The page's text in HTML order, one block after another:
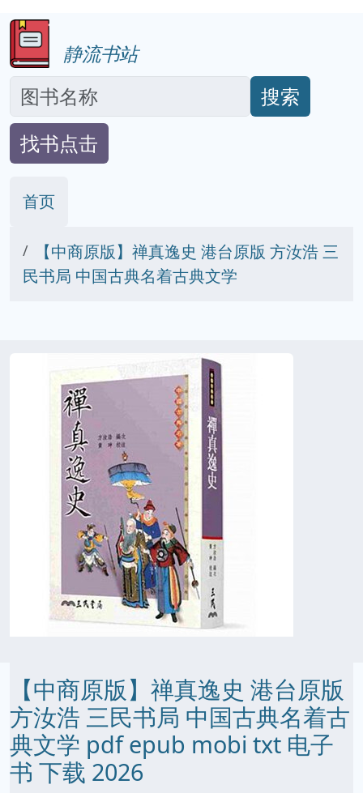
静流书站
搜索
找书点击
首页
【中商原版】禅真逸史 港台原版 方汝浩 三
民书局 中国古典名着古典文学
【中商原版】禅真逸史 港台原版
方汝浩 三民书局 中国古典名着古
典文学 pdf epub mobi txt 电子
书 下载 2026